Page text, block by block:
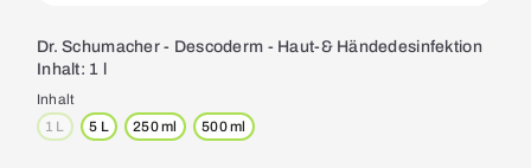
Dr. Schumacher - Descoderm - Haut-& Händedesinfektion
Inhalt: 1 l
Inhalt
1 L(Diese Option ist zurzeit nicht verfügbar.)
5 L 250 ml 500 ml